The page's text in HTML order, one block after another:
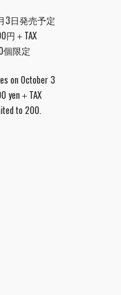
3日発売予定
円＋TAX
個限定
on October 3
yen＋TAX
to 200.